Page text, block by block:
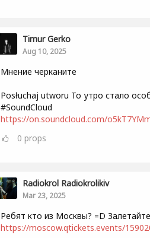
Timur Gerko
Aug 10, 2025
Мнение черканите
Posłuchaj utworu То утро стало
#SoundCloud
https://on.soundcloud.com/
0 props
Radiokrol Radiokrolikiv
Mar 23, 2025
Ребят кто из Москвы? =D
https://moscow.qtickets.events/